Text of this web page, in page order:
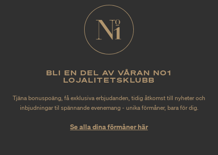
BLI EN DEL AV VÅRAN NO1
LOJALITETSKLUBB
Tjäna bonuspoäng, få exklusiva erbjudanden, tidig åtkomst till nyheter och
inbjudningar til spännande evenemang - unika förmåner, bara för dig.
Se alla dina förmåner här